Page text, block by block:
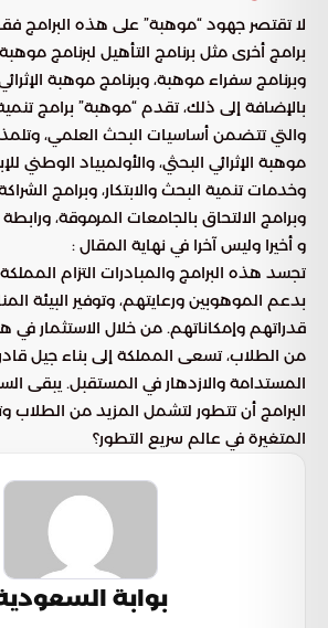
لا تقتصر جهود “موهبة” على هذه البرامج
برامج أخرى مثل برنامج التأهيل لبرنامج موهبة
وبرنامج سفراء موهبة، وبرنامج موهبة
بالإضافة إلى ذلك، تقدم “موهبة” برامج تنمية
والتي تتضمن أساسيات البحث العلمي،
موهبة الإثرائي البحثي، والأولمبياد الوطني
وخدمات تنمية البحث والابتكار، وبرامج
وبرامج الالتحاق بالجامعات المرموقة،
و أخيرا وليس آخرا في نهاية المقال :
تجسد هذه البرامج والمبادرات التزام
بدعم الموهوبين ورعايتهم، وتوفير البيئة
قدراتهم وإمكاناتهم. من خلال الاستثمار في
من الطلاب، تسعى المملكة إلى بناء جيل
المستدامة والازدهار في المستقبل. يبقى
البرامج أن تتطور لتشمل المزيد من الطلاب
المتغيرة في عالم سريع التطور؟
بوابة